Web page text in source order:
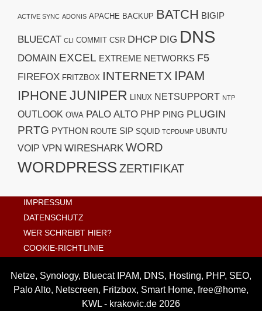
ACTIVE SYNC ADONIS APACHE BACKUP BATCH BIGIP
BLUECAT CLI COMMIT CSR DHCP DIG DNS
DOMAIN EXCEL EXTREME NETWORKS F5
FIREFOX FRITZBOX INTERNETX IPAM
IPHONE JUNIPER LINUX NETSUPPORT NTP
OUTLOOK OWA PALO ALTO PHP PING PLUGIN
PRTG PYTHON ROUTE SIP SQUID TCPDUMP UBUNTU
VOIP VPN WIRESHARK WORD
WORDPRESSZERTIFIKAT
IMPRESSUM
DATENSCHUTZ
WER SCHREIBT HIER?
COOKIE-RICHTLINIE
Netze, Synology, Bluecat IPAM, DNS, Hosting, PHP, SEO,
Palo Alto, Netscreen, Fritzbox, Smart Home, free@home,
KWL - krakovic.de 2026